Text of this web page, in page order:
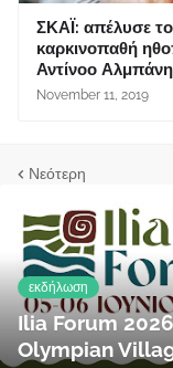
ΣΚΑΪ: απέλυσε
καρκινοπαθή
Αντίνοο Αλμπάνη
November 11, 2019
Νεότερη
εκδήλωση
Ilia Forum
Olympian